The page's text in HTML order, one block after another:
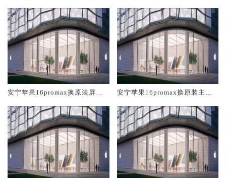
安宁苹果16promax换原装屏幕
安宁苹果16promax换原装主板